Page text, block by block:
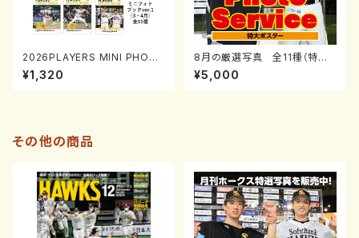
2026PLAYERS MINI PHOT
O BOOK「プレイヤーズミニフォ
トブック」ver.1(3・4月)0731-0
¥1,320
8月の厳選写真 全11種（特大
ポスターサイズ）
¥5,000
その他の商品